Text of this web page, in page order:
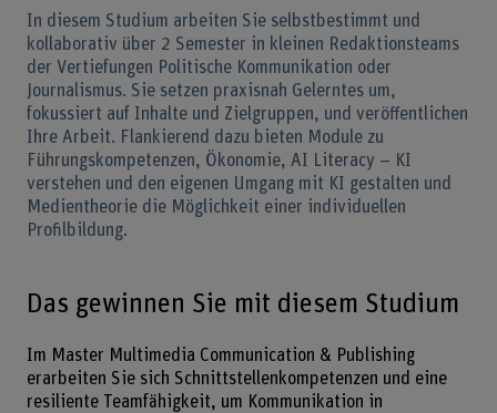
In diesem Studium arbeiten Sie selbstbestimmt und
kollaborativ über 2 Semester in kleinen Redaktionsteams
der Vertiefungen Politische Kommunikation oder
Journalismus. Sie setzen praxisnah Gelerntes um,
fokussiert auf Inhalte und Zielgruppen, und veröffentlichen
Ihre Arbeit. Flankierend dazu bieten Module zu
Führungskompetenzen, Ökonomie, AI Literacy – KI
verstehen und den eigenen Umgang mit KI gestalten und
Medientheorie die Möglichkeit einer individuellen
Profilbildung.
Das gewinnen Sie mit diesem Studium
Im Master Multimedia Communication & Publishing
erarbeiten Sie sich Schnittstellenkompetenzen und eine
resiliente Teamfähigkeit, um Kommunikation in